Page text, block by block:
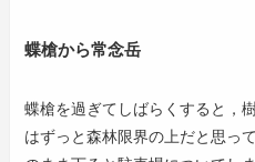
蝶槍から常念岳
蝶槍を過ぎてしばらくすると，
はずっと森林限界の上だと思っ